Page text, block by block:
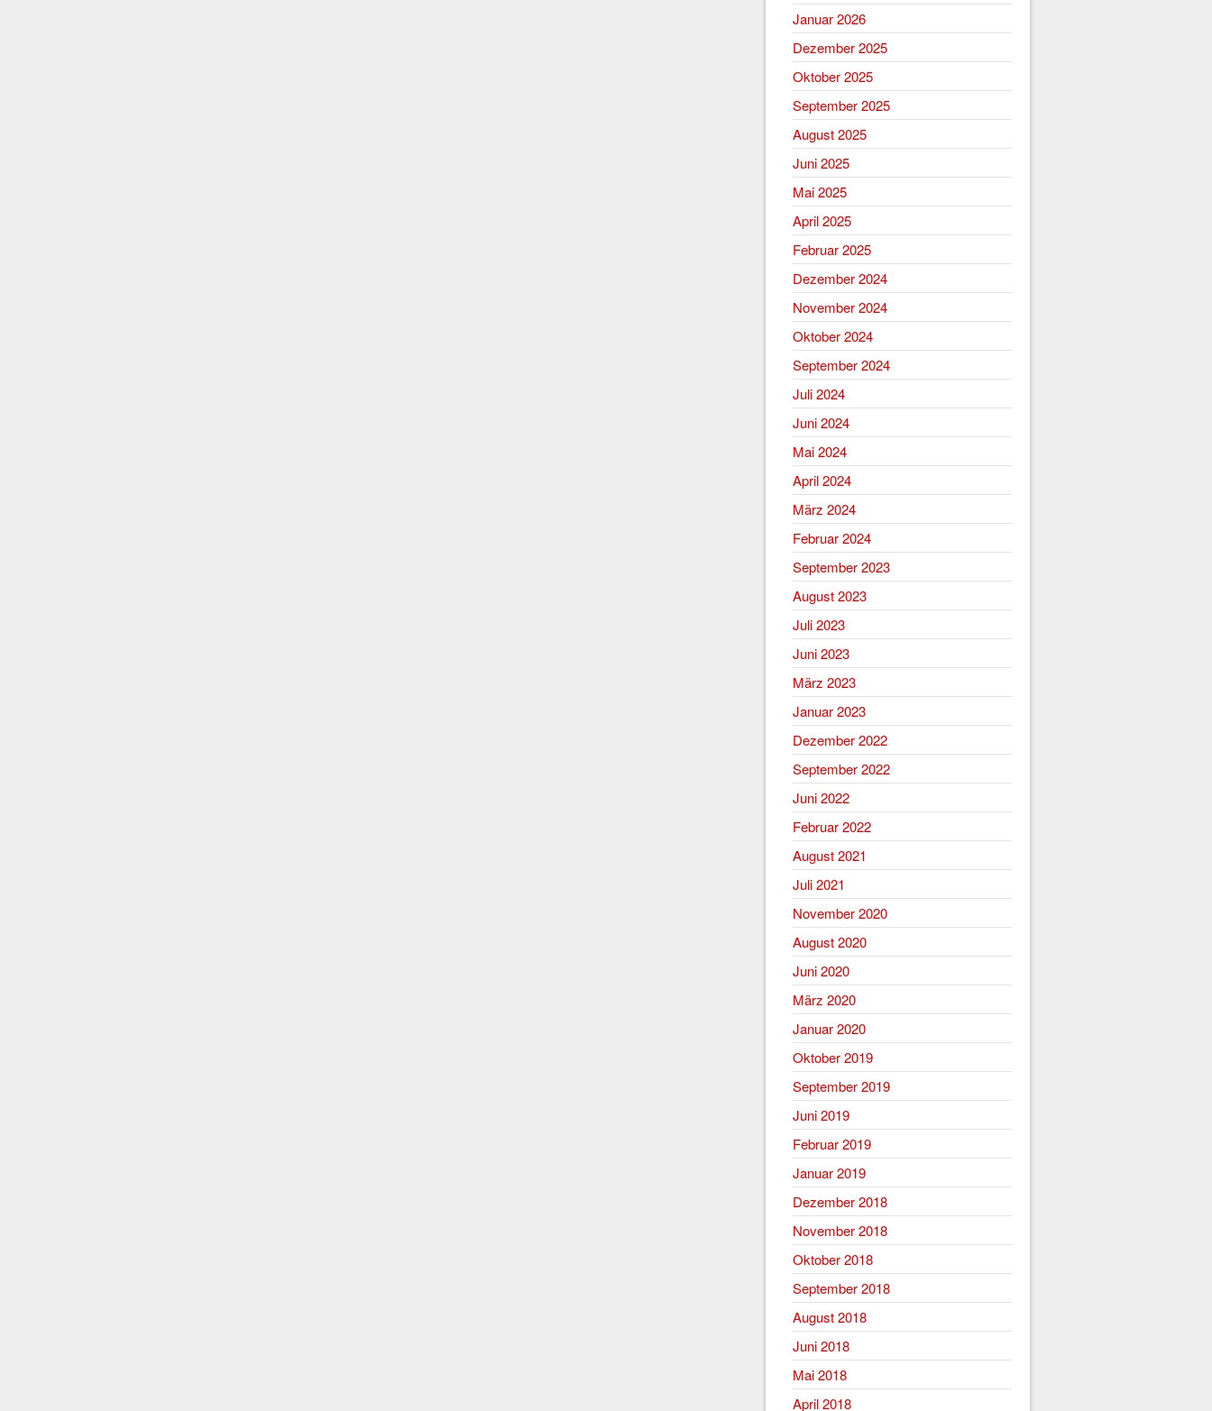
Januar 2026
Dezember 2025
Oktober 2025
September 2025
August 2025
Juni 2025
Mai 2025
April 2025
Februar 2025
Dezember 2024
November 2024
Oktober 2024
September 2024
Juli 2024
Juni 2024
Mai 2024
April 2024
März 2024
Februar 2024
September 2023
August 2023
Juli 2023
Juni 2023
März 2023
Januar 2023
Dezember 2022
September 2022
Juni 2022
Februar 2022
August 2021
Juli 2021
November 2020
August 2020
Juni 2020
März 2020
Januar 2020
Oktober 2019
September 2019
Juni 2019
Februar 2019
Januar 2019
Dezember 2018
November 2018
Oktober 2018
September 2018
August 2018
Juni 2018
Mai 2018
April 2018